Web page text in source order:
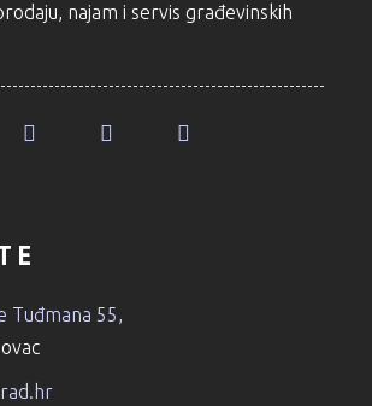
najam i servis građevinskih
Tuđmana 55,